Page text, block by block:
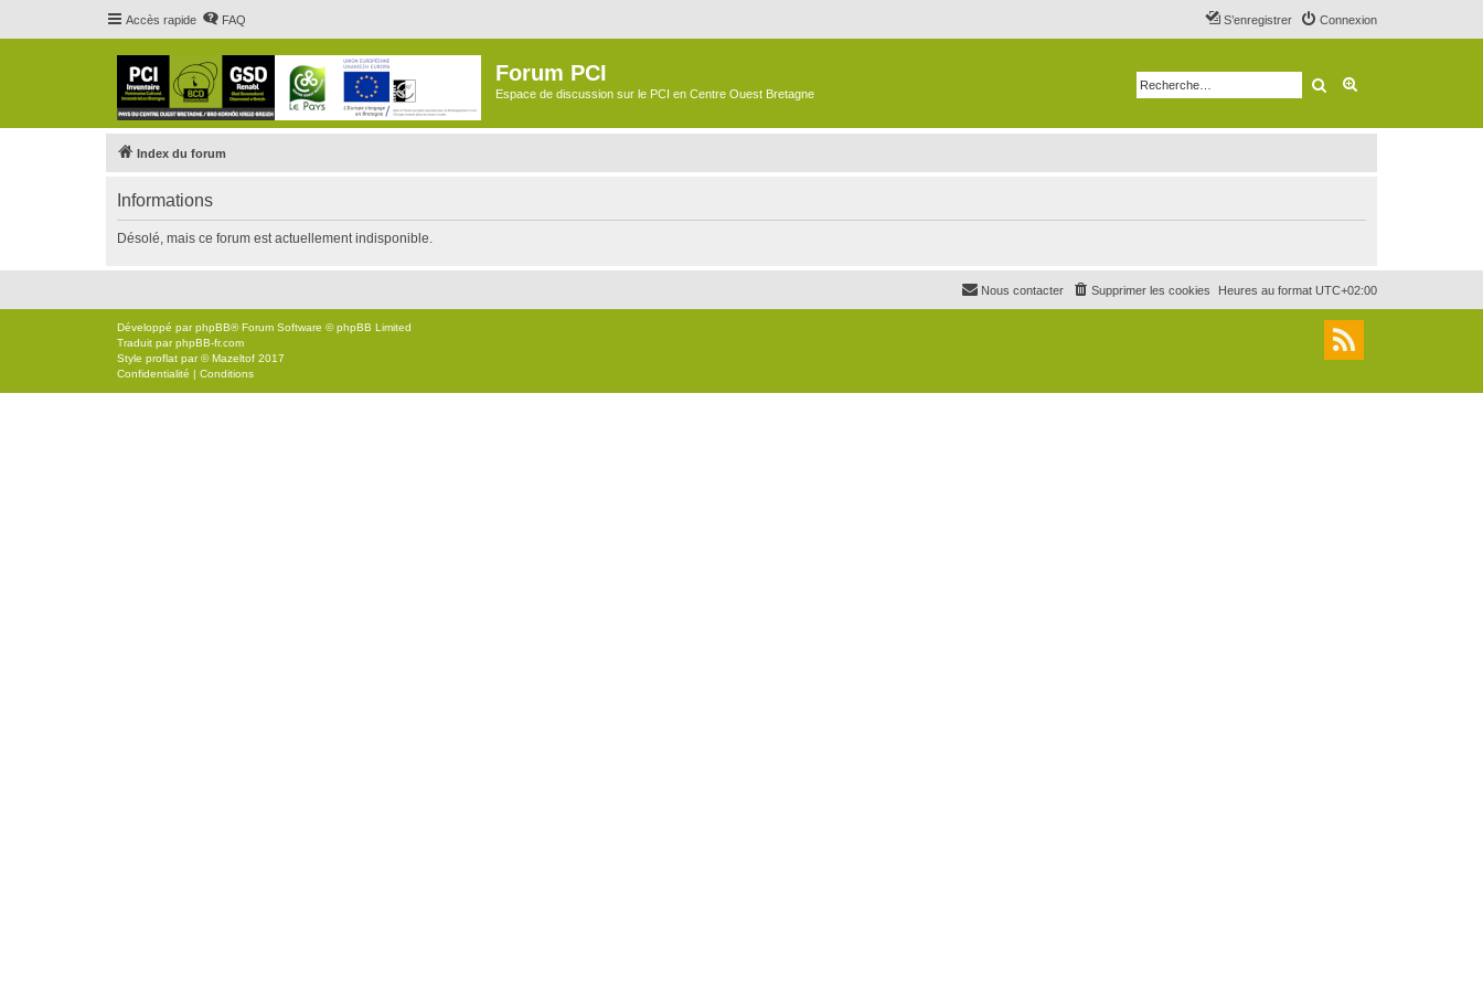
Accès rapide FAQ Connexion
S’enregistrer
Forum PCI
Espace de discussion sur le PCI en Centre Ouest Bretagne Rechercher
Index du forum
Informations
Désolé, mais ce forum est actuellement indisponible.
Heures au format UTC+02:00
Supprimer les cookies
Nous contacter
Développé parphpBB® Forum Software © phpBB Limited
Traduit parphpBB-fr.com
Style proflat par ©Mazeltof 2017
Confidentialité | Conditions